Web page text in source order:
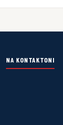
NA KONTAKTONI